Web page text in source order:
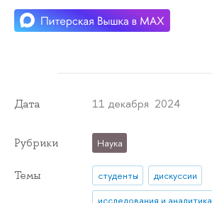
Дата 11 декабря 2024
Рубрики Наука
Темы студенты
дискуссии
исследования и аналитика